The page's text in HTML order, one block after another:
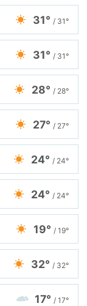
31° / 31°
31° / 31°
28° / 28°
27° / 27°
24° / 24°
24° / 24°
19° / 19°
32° / 32°
17° / 17°